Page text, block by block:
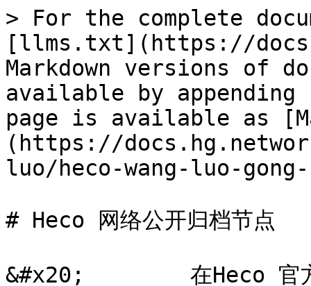
> For the complete
[llms.txt](https://
Markdown versions of
available by
page is available as
(https://
luo/heco-wang-luo-
# Heco 网络公开归档节点
&#x20;        在Heco 官方